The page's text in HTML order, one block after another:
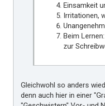
Einsamkeit
Irritationen,
Beim
zur
Gleichwohl so anders
denn auch hier in einer